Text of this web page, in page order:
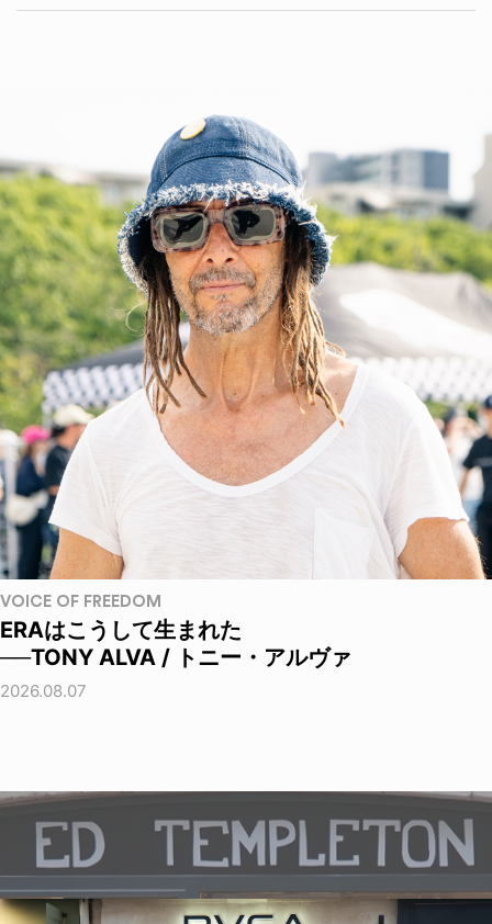
VOICE OF FREEDOM
ERAはこうして生まれた
──TONY ALVA / トニー・アルヴァ
2026.08.07